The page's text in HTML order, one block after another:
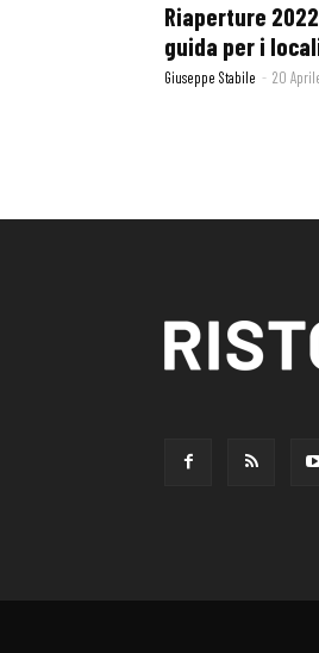
Riaperture
guida per i
Giuseppe Stabile - 20